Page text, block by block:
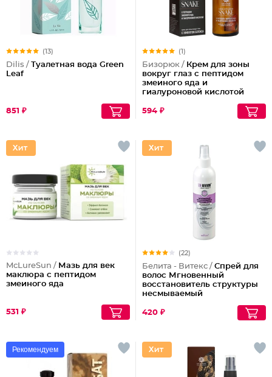
(13)
Dilis / Туалетная вода Green
Leaf
851 ₽
(1)
Бизорюк / Крем для зоны
вокруг глаз с пептидом
змеиного яда и
гиалуроновой кислотой
594 ₽
McLureSun / Мазь для век
маклюра с пептидом
змеиного яда
531 ₽
(22)
Белита - Витекс / Спрей для
волос Мгновенный
восстановитель структуры
несмываемый
420 ₽
Рекомендуем